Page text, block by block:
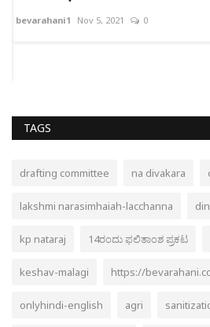
TAGS
drafting committee na divakara
lakshmi narasimhaiah-lacchanna
kp nataraj 14ರಂದು ಫಲಿತಾಂಶ ಪ್ರಕಟ
keshav-malagi https://
onlyhindi-english agri